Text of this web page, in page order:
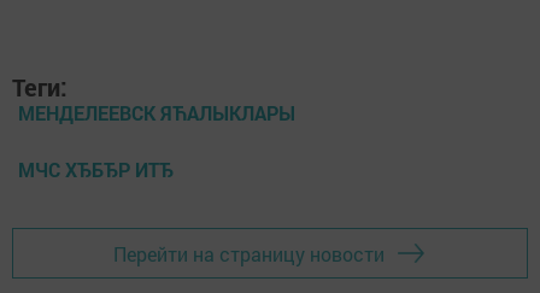
Теги:
МЕНДЕЛЕЕВСК ЯЋАЛЫКЛАРЫ
МЧС ХЂБЂР ИТЂ
Перейти на страницу новости